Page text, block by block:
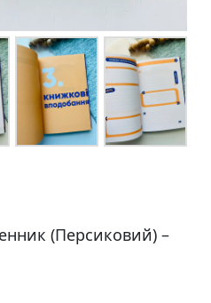
(Персиковий) –